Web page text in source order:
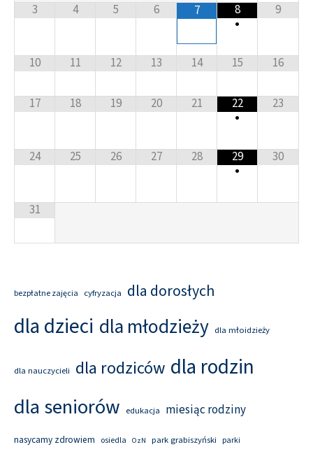
3 4 5 6 7
8
•
9
10 11 12 13 14 15 16
17 18 19 20 21
22
•
23
24 25 26 27 28
29
•
30
31
bezpłatne zajęcia cyfryzacja dla dorosłych
dla dzieci dla młodzieży dla młoidzieży
dla nauczycieli dla rodziców dla rodzin
dla seniorów edukacja miesiąc rodziny
nasycamy zdrowiem osiedla OzN park grabiszyński parki